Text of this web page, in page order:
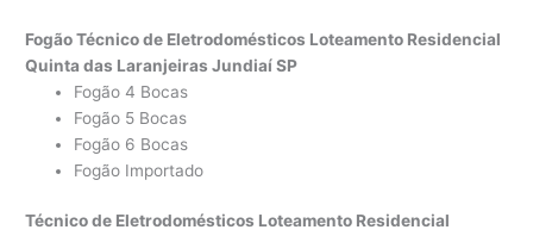
Fogão Técnico de Eletrodomésticos Loteamento Residencial
Quinta das Laranjeiras Jundiaí SP
Fogão 4 Bocas
Fogão 5 Bocas
Fogão 6 Bocas
Fogão Importado
Técnico de Eletrodomésticos Loteamento Residencial